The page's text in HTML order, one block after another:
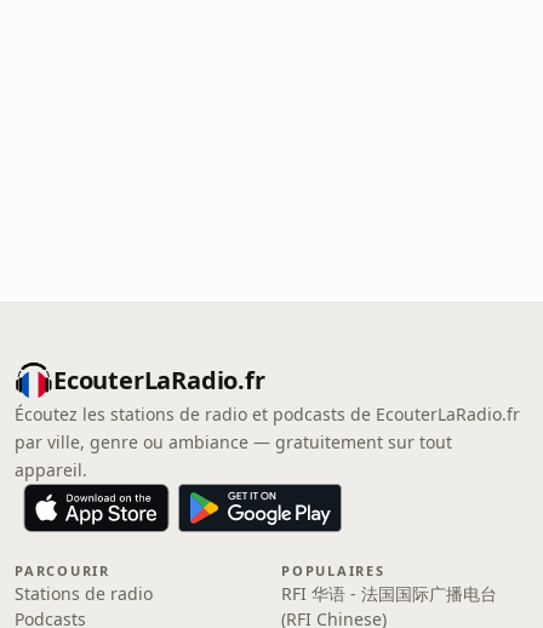
EcouterLaRadio.fr
Écoutez les stations de radio et podcasts de EcouterLaRadio.fr
par ville, genre ou ambiance — gratuitement sur tout
appareil.
PARCOURIR
Stations de radio
Podcasts
POPULAIRES
RFI 华语 - 法国国际广播电台
(RFI Chinese)